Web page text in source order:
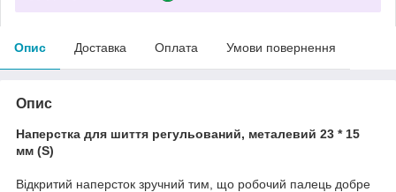
Опис Доставка Оплата Умови повернення
Опис
Наперстка для шиття регульований, металевий 23 * 15
мм (S)
Відкритий наперсток зручний тим, що робочий палець добре